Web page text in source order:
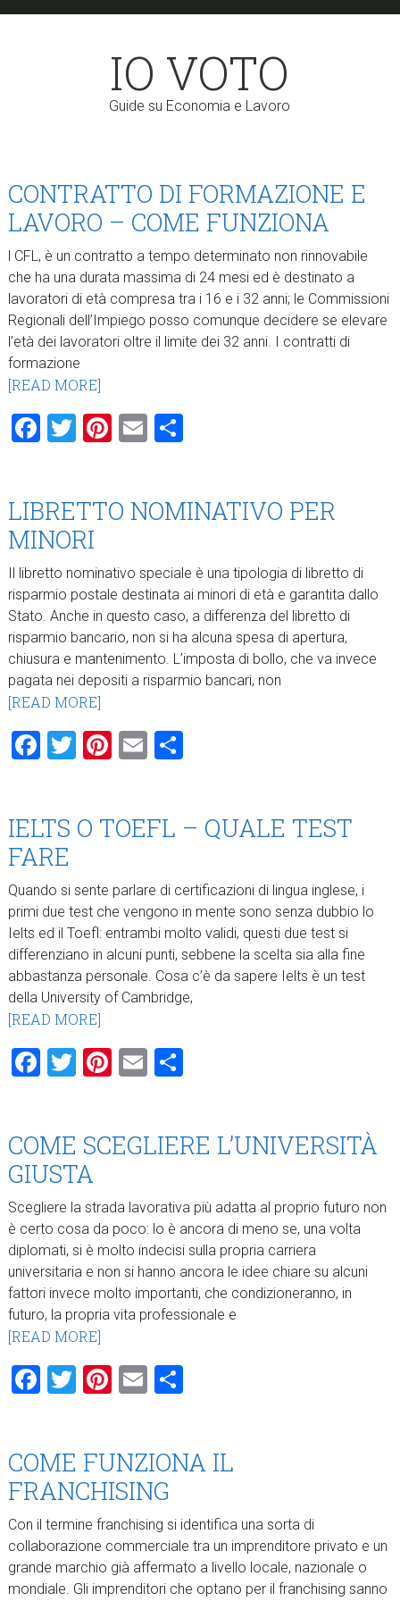
Skip
Skip
IO VOTO
Guide su Economia e Lavoro
CONTRATTO DI FORMAZIONE E
LAVORO – COME FUNZIONA
l CFL, è un contratto a tempo determinato non rinnovabile
che ha una durata massima di 24 mesi ed è destinato a
lavoratori di età compresa tra i 16 e i 32 anni; le Commissioni
Regionali dell’Impiego posso comunque decidere se elevare
l’età dei lavoratori oltre il limite dei 32 anni. I contratti di
formazione
[READ MORE]
Facebook
Twitter
Pinterest
EmailCondividi
LIBRETTO NOMINATIVO PER
MINORI
Il libretto nominativo speciale è una tipologia di libretto di
risparmio postale destinata ai minori di età e garantita dallo
Stato. Anche in questo caso, a differenza del libretto di
risparmio bancario, non si ha alcuna spesa di apertura,
chiusura e mantenimento. L’imposta di bollo, che va invece
pagata nei depositi a risparmio bancari, non
[READ MORE]
Facebook
Twitter
Pinterest
EmailCondividi
IELTS O TOEFL – QUALE TEST
FARE
Quando si sente parlare di certificazioni di lingua inglese, i
primi due test che vengono in mente sono senza dubbio lo
Ielts ed il Toefl: entrambi molto validi, questi due test si
differenziano in alcuni punti, sebbene la scelta sia alla fine
abbastanza personale. Cosa c’è da sapere Ielts è un test
della University of Cambridge,
[READ MORE]
Facebook
Twitter
Pinterest
EmailCondividi
COME SCEGLIERE L’UNIVERSITÀ
GIUSTA
Scegliere la strada lavorativa più adatta al proprio futuro non
è certo cosa da poco: lo è ancora di meno se, una volta
diplomati, si è molto indecisi sulla propria carriera
universitaria e non si hanno ancora le idee chiare su alcuni
fattori invece molto importanti, che condizioneranno, in
futuro, la propria vita professionale e
[READ MORE]
Facebook
Twitter
Pinterest
EmailCondividi
COME FUNZIONA IL
FRANCHISING
Con il termine franchising si identifica una sorta di
collaborazione commerciale tra un imprenditore privato e un
grande marchio già affermato a livello locale, nazionale o
mondiale. Gli imprenditori che optano per il franchising sanno